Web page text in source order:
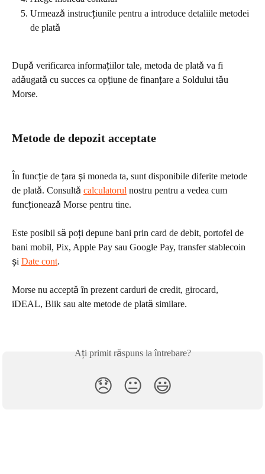
Urmează instrucțiunile pentru a introduce detaliile metodei
de plată
După verificarea informațiilor tale, metoda de plată va fi
adăugată cu succes ca opțiune de finanțare a Soldului tău
Morse.
Metode de depozit acceptate
În funcție de țara şi moneda ta, sunt disponibile diferite metode
de plată. Consultă calculatorul nostru pentru a vedea cum
funcționează Morse pentru tine.
Este posibil să poți depune bani prin card de debit, portofel de
bani mobil, Pix, Apple Pay sau Google Pay, transfer stablecoin
şi Date cont.
Morse nu acceptă în prezent carduri de credit, girocard,
iDEAL, Blik sau alte metode de plată similare.
Ați primit răspuns la întrebare?
😞 😐 😃